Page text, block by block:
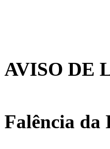
AVISO DE
Falência